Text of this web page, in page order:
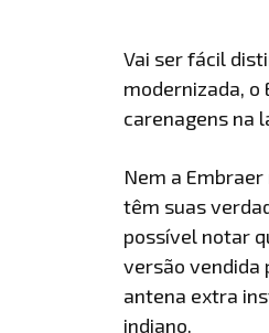
Vai ser fácil
modernizada,
carenagens na
Nem a
têm suas
possível notar
versão vendida
antena extra
indiano.